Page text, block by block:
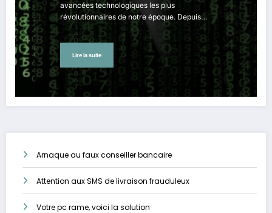
avancées technologiques les plus
révolutionnaires de notre époque. Depuis…
Lire la suite
Arnaque au faux conseiller bancaire
Attention aux SMS de livraison frauduleux
Votre pc rame, voici la solution